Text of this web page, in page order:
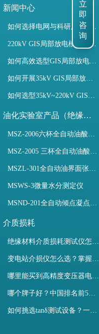
新闻中心
如何选择电网与科研用GIS局部放电模拟装置？
220kV GIS局部放电模拟装置试验如何开展？
如何高效选型GIS局部放电模拟装置？
如何开展35kV GIS局部放电模拟装置检测试验与选型
如何选型35kV~220kV GIS局部放电模拟装置？
油化实验室产品（绝缘油）
MSZ-2006六杯全自动油酸值测定仪
MSZ-2005 三杯全自动油酸值测定仪
MSZL-301全自动油界面张力仪
MSWS-3微量水分测定仪
MSND-201全自动倾点凝点测试仪
介质损耗
绝缘材料介质损耗测试仪怎么选？看木森电气B端定制如何升级测试效率
变电站介损仪怎么选？掌握采购要点-木森电气
哪里能买到高精度变压器电容量及介损测试仪？快速解决选型难题
哪个牌子好？中国排名前5介质损耗测试仪选型对比快速解决测量难题
如何挑选tanδ测试设备？一文掌握高压介质损耗测试仪采购核心
立
即
咨
询